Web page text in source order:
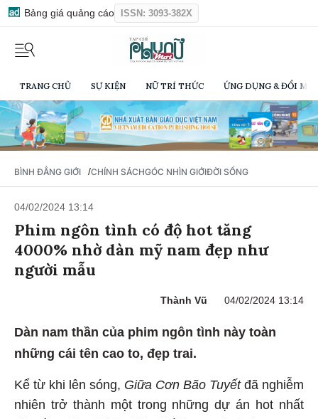
Bảng giá quảng cáo ISSN: 3093-382X
TRANG CHỦ SỰ KIỆN NỮ TRÍ THỨC ỨNG DỤNG & ĐỔI
BÌNH ĐẲNG GIỚI /CHÍNH SÁCHGÓC NHÌN GIỚIĐỜI SỐNG
04/02/2024 13:14
Phim ngôn tình có độ hot tăng
4000% nhờ dàn mỹ nam đẹp như
người mẫu
Thành Vũ 04/02/2024 13:14
Dàn nam thần của phim ngôn tình này toàn
những cái tên cao to, đẹp trai.
Kể từ khi lên sóng, Giữa Cơn Bão Tuyết đã nghiễm
nhiên trở thành một trong những dự án hot nhất